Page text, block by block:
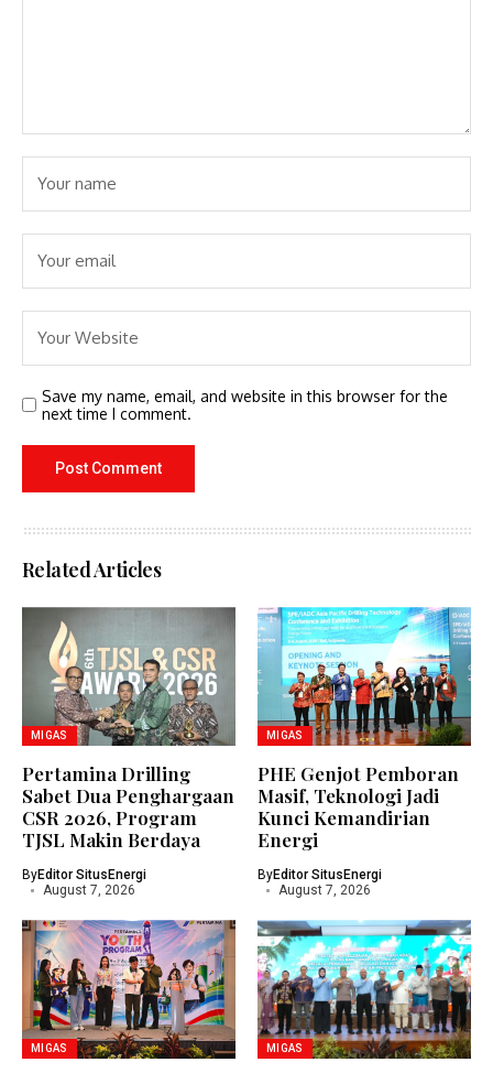
Save my name, email, and website in this browser for the
next time I comment.
Related Articles
MIGAS
Pertamina Drilling
Sabet Dua Penghargaan
CSR 2026, Program
TJSL Makin Berdaya
ByEditor SitusEnergi
August 7, 2026
MIGAS
PHE Genjot Pemboran
Masif, Teknologi Jadi
Kunci Kemandirian
Energi
ByEditor SitusEnergi
August 7, 2026
MIGAS MIGAS